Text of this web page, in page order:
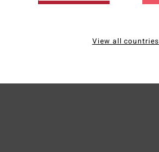
View all countries